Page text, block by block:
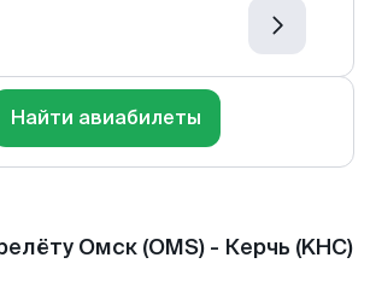
Найти авиабилеты
Омск (OMS) - Керчь (KHC)